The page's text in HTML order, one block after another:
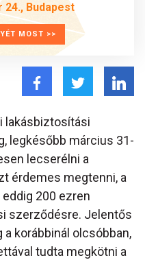
24., Budapest
MOST >>
lakásbiztosítási
legkésőbb március 31-
lecserélni a
érdemes megtenni, a
200 ezren
szerződésre. Jelentős
korábbinál olcsóbban,
tudta megkötni a